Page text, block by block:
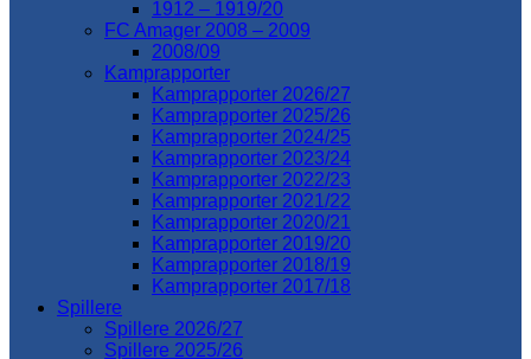
1912 – 1919/20
FC Amager 2008 – 2009
2008/09
Kamprapporter
Kamprapporter 2026/27
Kamprapporter 2025/26
Kamprapporter 2024/25
Kamprapporter 2023/24
Kamprapporter 2022/23
Kamprapporter 2021/22
Kamprapporter 2020/21
Kamprapporter 2019/20
Kamprapporter 2018/19
Kamprapporter 2017/18
Spillere
Spillere 2026/27
Spillere 2025/26